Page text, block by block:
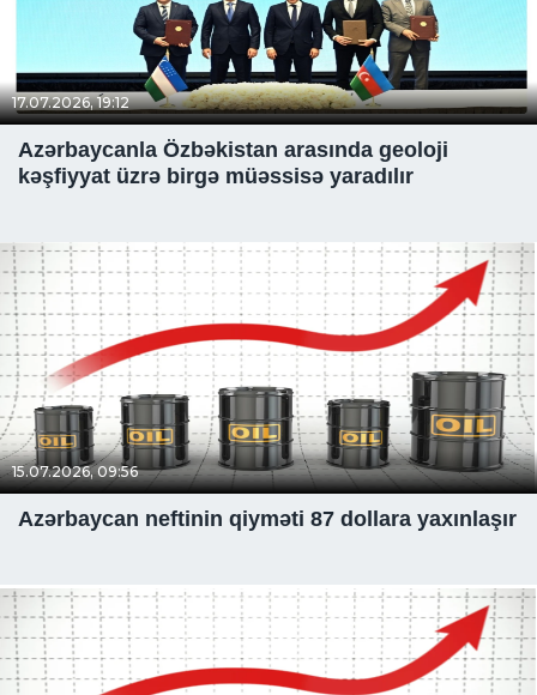
17.07.2026, 19:12
Azərbaycanla Özbəkistan arasında geoloji
kəşfiyyat üzrə birgə müəssisə yaradılır
15.07.2026, 09:56
Azərbaycan neftinin qiyməti 87 dollara yaxınlaşır